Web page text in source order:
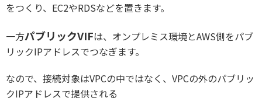
をつくり、EC2やRDSなどを置きます。
一方パブリックVIFは、オンプレミス環境とAWS側をパブ
リックIPアドレスでつなぎます。
なので、接続対象はVPCの中ではなく、VPCの外のパブリッ
クIPアドレスで提供される